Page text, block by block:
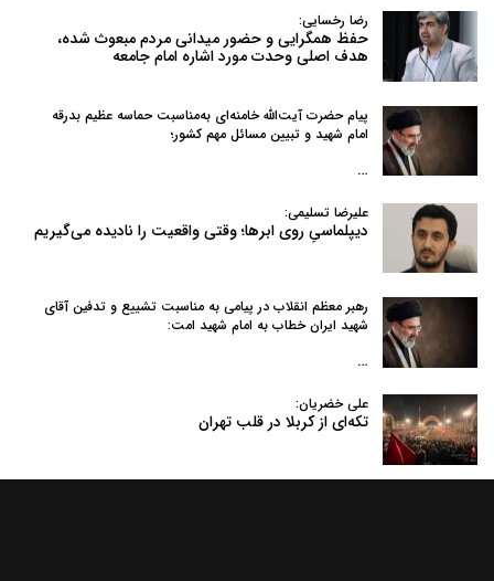
رضا رخسایی:
حفظ همگرایی و حضور میدانی مردم مبعوث شده،
هدف اصلی وحدت مورد اشاره امام جامعه
پیام حضرت آیت‌الله خامنه‌ای به‌مناسبت حماسه عظیم بدرقه
امام شهید و تبیین مسائل مهم کشور؛
…
علیرضا تسلیمی:
دیپلماسیِ روی ابرها؛ وقتی واقعیت را نادیده می‌گیریم
رهبر معظم انقلاب در پیامی به‌ مناسبت تشییع و تدفین آقای
شهید ایران خطاب به امام شهید امت:
…
علی خضریان:
تکه‌ای از کربلا در قلب تهران